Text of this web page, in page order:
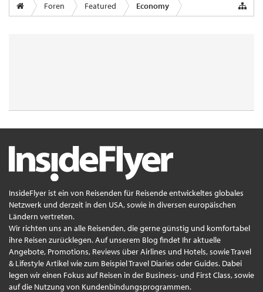
Foren Featured Economy
InsideFlyer ist ein von Reisenden für Reisende entwickeltes globales
Netzwerk und derzeit in den USA, sowie in diversen europäischen
Ländern vertreten.
Wir richten uns an alle Reisenden, die gerne günstig und komfortabel
ihre Reisen zurücklegen. Auf unserem Blog findet Ihr aktuelle
Angebote, Promotions, Reviews über Airlines und Hotels, sowie Travel
& Lifestyle Artikel wie zum Beispiel Travel Diaries oder Guides. Dabei
legen wir einen Fokus auf Reisen in der Business- und First Class, sowie
auf die Nutzung von Kundenbindungsprogrammen.